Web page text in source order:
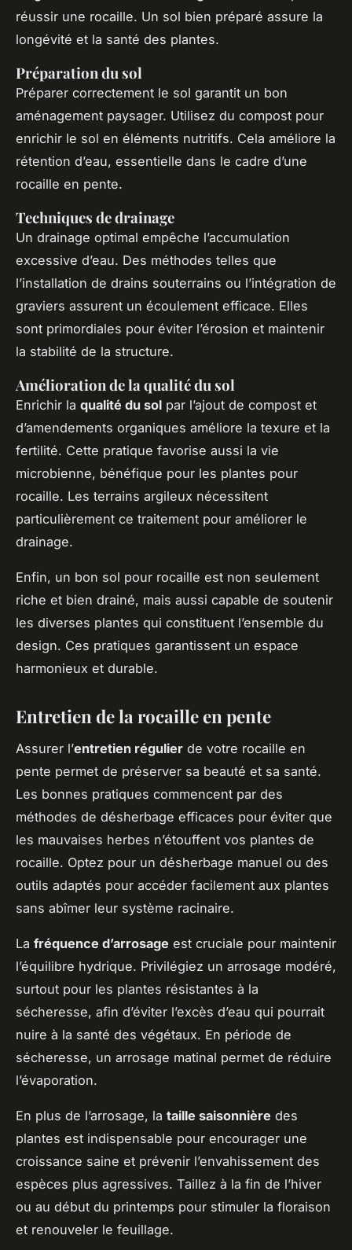
réussir une rocaille. Un sol bien préparé assure la
longévité et la santé des plantes.
Préparation du sol
Préparer correctement le sol garantit un bon
aménagement paysager. Utilisez du compost pour
enrichir le sol en éléments nutritifs. Cela améliore la
rétention d’eau, essentielle dans le cadre d’une
rocaille en pente.
Techniques de drainage
Un drainage optimal empêche l’accumulation
excessive d’eau. Des méthodes telles que
l’installation de drains souterrains ou l’intégration de
graviers assurent un écoulement efficace. Elles
sont primordiales pour éviter l’érosion et maintenir
la stabilité de la structure.
Amélioration de la qualité du sol
Enrichir la qualité du sol par l’ajout de compost et
d’amendements organiques améliore la texure et la
fertilité. Cette pratique favorise aussi la vie
microbienne, bénéfique pour les plantes pour
rocaille. Les terrains argileux nécessitent
particulièrement ce traitement pour améliorer le
drainage.
Enfin, un bon sol pour rocaille est non seulement
riche et bien drainé, mais aussi capable de soutenir
les diverses plantes qui constituent l’ensemble du
design. Ces pratiques garantissent un espace
harmonieux et durable.
Entretien de la rocaille en pente
Assurer l’entretien régulier de votre rocaille en
pente permet de préserver sa beauté et sa santé.
Les bonnes pratiques commencent par des
méthodes de désherbage efficaces pour éviter que
les mauvaises herbes n’étouffent vos plantes de
rocaille. Optez pour un désherbage manuel ou des
outils adaptés pour accéder facilement aux plantes
sans abîmer leur système racinaire.
La fréquence d’arrosage est cruciale pour maintenir
l’équilibre hydrique. Privilégiez un arrosage modéré,
surtout pour les plantes résistantes à la
sécheresse, afin d’éviter l’excès d’eau qui pourrait
nuire à la santé des végétaux. En période de
sécheresse, un arrosage matinal permet de réduire
l’évaporation.
En plus de l’arrosage, la taille saisonnière des
plantes est indispensable pour encourager une
croissance saine et prévenir l’envahissement des
espèces plus agressives. Taillez à la fin de l’hiver
ou au début du printemps pour stimuler la floraison
et renouveler le feuillage.